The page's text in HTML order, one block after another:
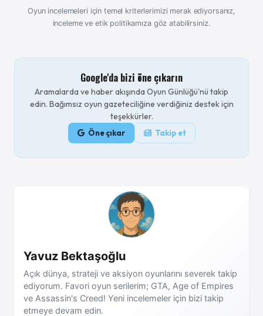
Oyun incelemeleri için temel kriterlerimizi merak ediyorsanız,
inceleme ve etik politikamıza göz atabilirsiniz.
Google'da bizi öne çıkarın
Aramalarda ve haber akışında Oyun Günlüğü'nü takip
edin. Bağımsız oyun gazeteciliğine verdiğiniz destek için
teşekkürler.
Öne çıkar Takip et
Yavuz Bektaşoğlu
Açık dünya, strateji ve aksiyon oyunlarını severek takip
ediyorum. Favori oyun serilerim; GTA, Age of Empires
ve Assassin's Creed! Yeni incelemeler için bizi takip
etmeye devam edin.